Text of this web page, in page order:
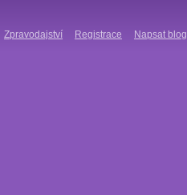
Zpravodajství Registrace Napsat blog